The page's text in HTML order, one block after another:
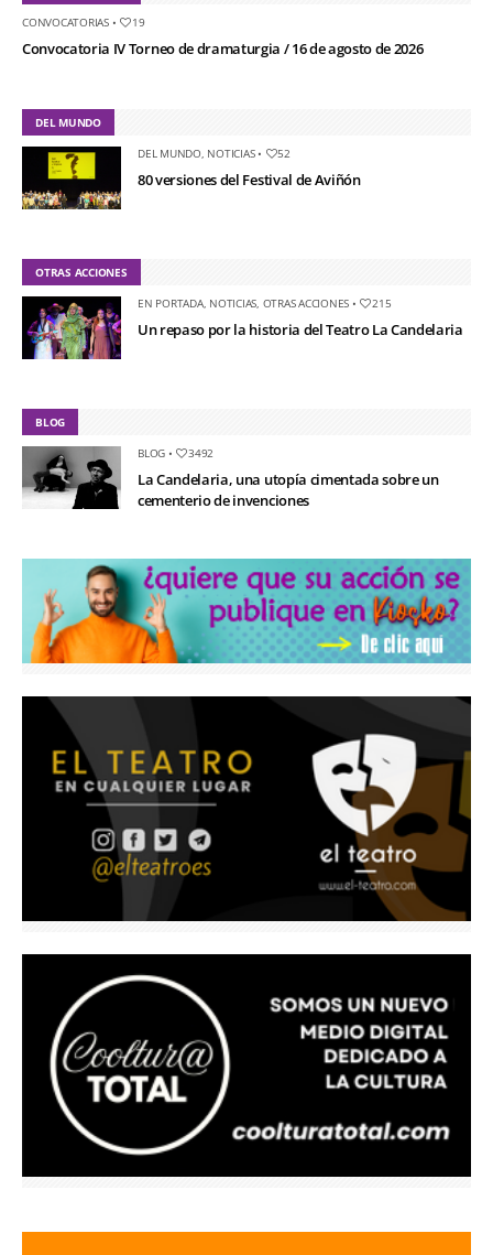
CONVOCATORIAS• 19
Convocatoria IV Torneo de dramaturgia / 16 de agosto de 2026
DEL MUNDO
DEL MUNDO, NOTICIAS• 52
80 versiones del Festival de Aviñón
OTRAS ACCIONES
EN PORTADA, NOTICIAS OTRAS ACCIONES • 215
Un repaso por la historia del Teatro La Candelaria
BLOG
BLOG • 3492
La Candelaria, una utopía cimentada sobre un
cementerio de invenciones